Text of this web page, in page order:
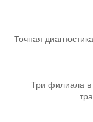
Точная
Три филиала в